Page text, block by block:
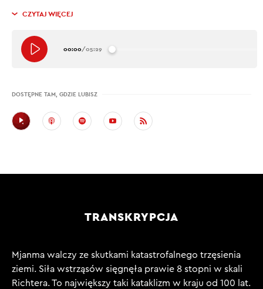
CZYTAJ WIĘCEJ
00:00/05:29
DOSTĘPNE TAM, GDZIE LUBISZ
TRANSKRYPCJA
Mjanma walczy ze skutkami katastrofalnego trzęsienia
ziemi. Siła wstrząsów sięgnęła prawie 8 stopni w skali
Richtera. To największy taki kataklizm w kraju od 100 lat.